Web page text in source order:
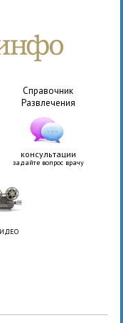
Справочник
Развлечения
консультации
задайте вопрос врачу